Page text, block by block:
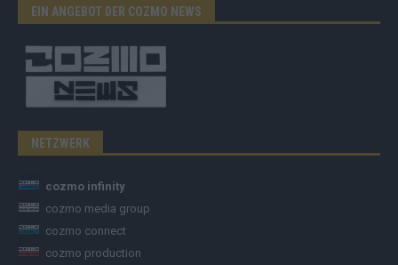
EIN ANGEBOT DER COZMO NEWS
NETZWERK
cozmo infinity
cozmo media group
cozmo connect
cozmo production